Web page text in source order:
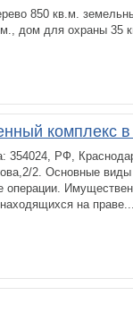
850 кв.м.
дом для охраны 35
комплекс
354024, РФ,
2. Основные виды
на